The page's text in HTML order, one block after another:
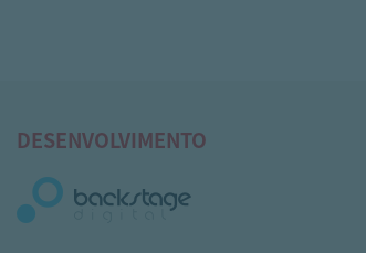
DESENVOLVIMENTO